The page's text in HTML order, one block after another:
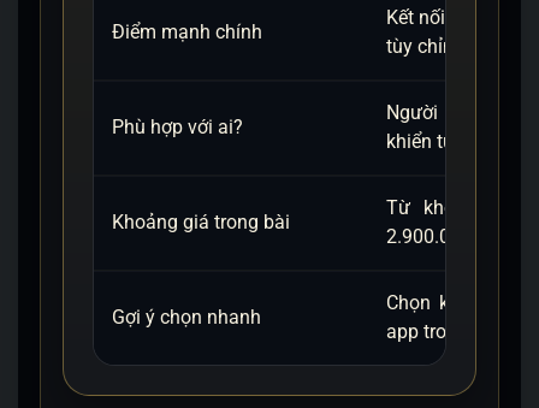
Điểm mạnh chính
Kết nối
tùy chỉnh rung
Phù hợp với ai?
Người thích
khiển từ xa,
Khoảng giá trong bài
Từ khoảng
2.900.000 VNĐ.
Gợi ý chọn nhanh
Chọn khi muốn
app trong tầm